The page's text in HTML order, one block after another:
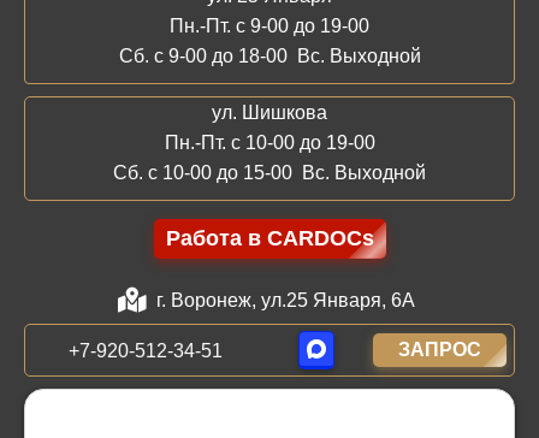
Пн.-Пт. с 9-00 до 19-00
Сб. с 9-00 до 18-00 Вс. Выходной
ул. Шишкова
Пн.-Пт. с 10-00 до 19-00
Сб. с 10-00 до 15-00 Вс. Выходной
Работа в CARDOCs
г. Воронеж, ул.25 Января, 6А
+7-920-512-34-51 ЗАПРОС